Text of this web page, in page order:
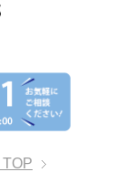
TOP